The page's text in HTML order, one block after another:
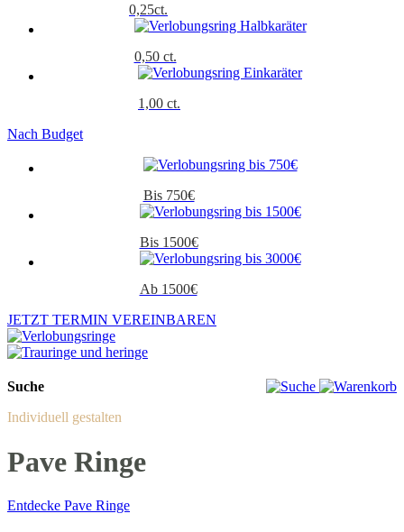
0,25ct.
0,50 ct.
1,00 ct.
Nach Budget
Bis 750€
Bis 1500€
Ab 1500€
JETZT TERMIN VEREINBAREN
Suche
Individuell gestalten
Pave Ringe
Entdecke Pave Ringe